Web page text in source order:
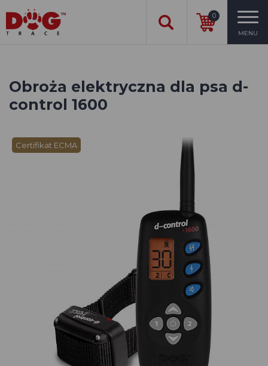
0
MENU
Obroża elektryczna dla psa d-
control 1600
Certifikat ECMA